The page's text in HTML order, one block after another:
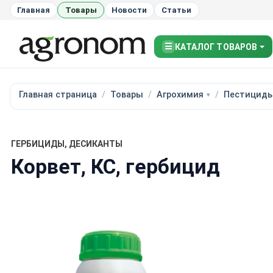
Главная Товары Новости Статьи
☰ КАТАЛОГ ТОВАРОВ
Главная страница Товары Агрохимия
ГЕРБИЦИДЫ, ДЕСИКАНТЫ
Корвет, КС, гербицид